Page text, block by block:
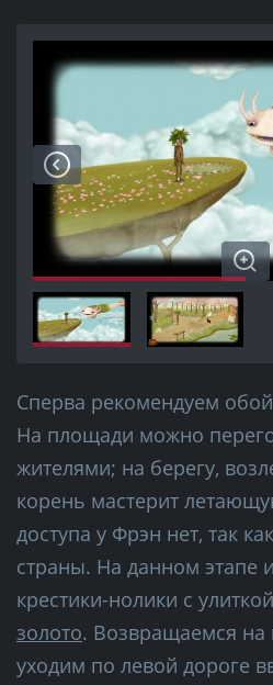
Сперва рекомендуем
На площади можно
жителями; на берегу,
корень мастерит
доступа у Фрэн нет, так
страны. На данном этапе
крестики-нолики с
золото. Возвращаемся на
уходим по левой дороге